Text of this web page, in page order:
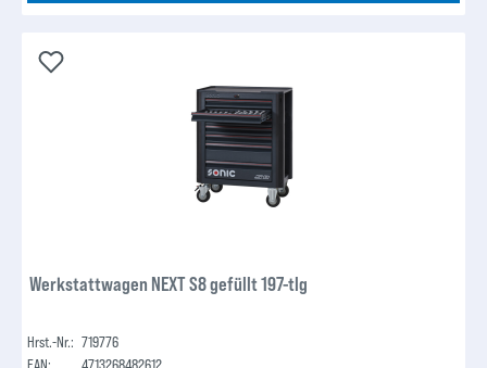
Werkstattwagen NEXT S8 gefüllt 197-tlg
Hrst.-Nr.: 719776
EAN:
4713268482612